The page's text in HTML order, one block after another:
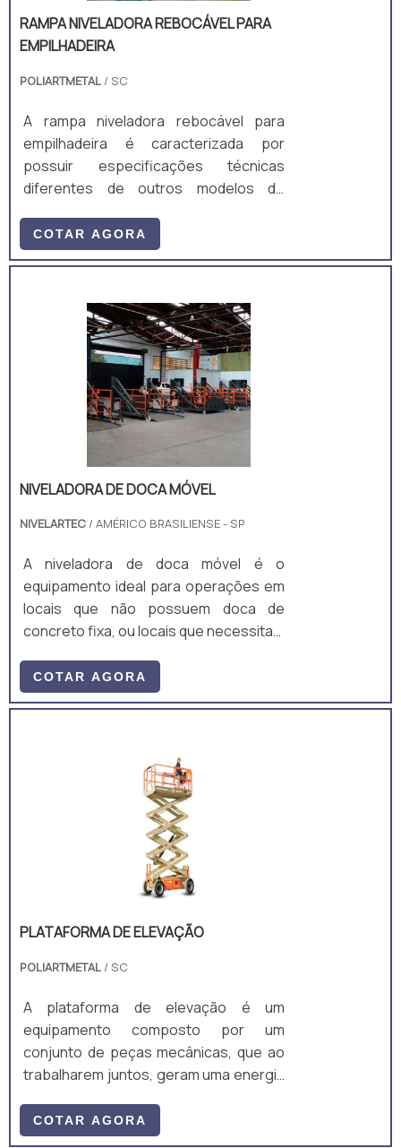
RAMPA NIVELADORA REBOCÁVEL PARA
EMPILHADEIRA
POLIARTMETAL / SC
A rampa niveladora rebocável para
empilhadeira é caracterizada por
possuir especificações técnicas
diferentes de outros modelos de
COTAR AGORA
NIVELADORA DE DOCA MÓVEL
NIVELARTEC / AMÉRICO BRASILIENSE - SP
A niveladora de doca móvel é o
equipamento ideal para operações em
locais que não possuem doca de
concreto fixa, ou locais que necessitam
de piso a outro.Este equipamento tem
basicamente a função de baixar ou
concreto. Há uma dificuldade enorme
em carregar ou descarregar
caminhões em locais não preparados,
de forma geral é necessário uma
empilhadeira com operador e duas
transpaleteiras com .
COTAR AGORA
PLATAFORMA DE ELEVAÇÃO
POLIARTMETAL / SC
A plataforma de elevação é um
equipamento composto por um
conjunto de peças mecânicas, que ao
trabalharem juntos, geram uma energia
COTAR AGORA